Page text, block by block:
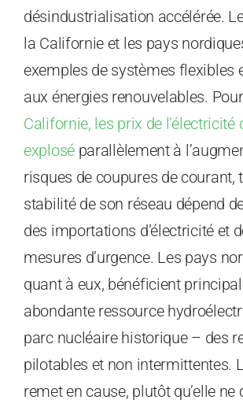
désindustrialisation accélérée.
la Californie et les pays
exemples de systèmes flexibles
aux énergies renouvelables.
Californie, les prix de l’électricité
exploséparallèlement à
risques de coupures de courant,
stabilité de son réseau dépend
des importations d’électricité et
mesures d’urgence. Les pays
quant à eux, bénéficient
abondante ressource
parc nucléaire historique – des
pilotables et non intermittentes.
remet en cause, plutôt qu’elle